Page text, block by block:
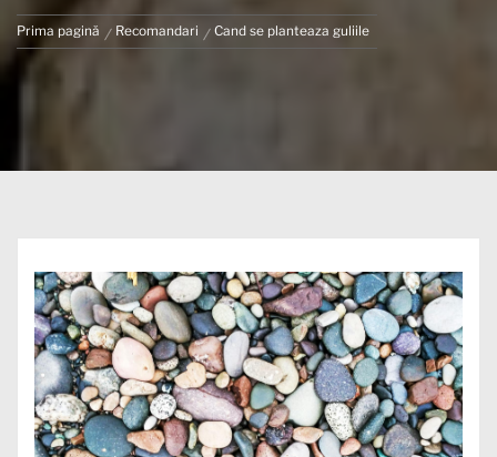
Prima pagină Recomandari Cand se planteaza guliile